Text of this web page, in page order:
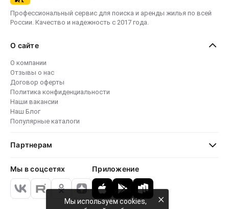
Профессиональный сервис для поиска и аренды жилья по всей
России. Качество и надежность с 2017 года.
О сайте
О компании
Отзывы о нас
Договор оферты
Политика конфиденциальности
Наши вакансии
Наш Блог
Популярные каталоги
Партнерам
Мы в соцсетях Приложение
Мы используем cookies,
×